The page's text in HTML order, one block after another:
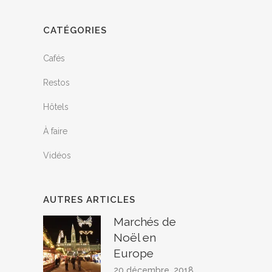
CATÉGORIES
Cafés
Restos
Hôtels
À faire
Vidéos
AUTRES ARTICLES
Marchés de
Noël en
Europe